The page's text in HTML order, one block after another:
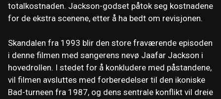
totalkostnaden. Jackson-godset påtok seg kostnadene
for de ekstra scenene, etter å ha bedt om revisjonen.
Skandalen fra 1993 blir den store fraværende episoden
i denne filmen med sangerens nevø Jaafar Jackson i
hovedrollen. I stedet for å konkludere med påstandene,
vil filmen avsluttes med forberedelser til den ikoniske
Bad-turneen fra 1987, og dens sentrale konflikt vil dreie